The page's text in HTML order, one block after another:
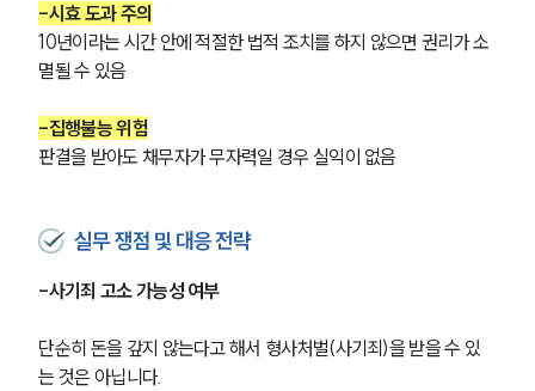
그룹소개
대륜의 강점
오시는 길
글로벌 파트너 로펌
고객의 소리
통합검색
AI대륜
-시효 도과 주의
10년이라는 시간 안에 적절한 법적 조치를 하지 않으면 권리가 소
멸될 수 있음
-집행불능 위험
판결을 받아도 채무자가 무자력일 경우 실익이 없음
실무 쟁점 및 대응 전략
-사기죄 고소 가능성 여부
단순히 돈을 갚지 않는다고 해서 형사처벌(사기죄)을 받을 수 있
는 것은 아닙니다.